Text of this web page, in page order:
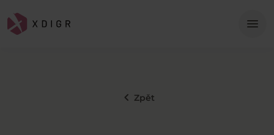
menu
keyboard_arrow_left Zpět